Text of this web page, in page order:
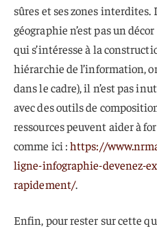
sûres et ses zones interdites.
géographie n’est pas un
qui s’intéresse à la
hiérarchie de l’information,
dans le cadre), il n’est pas
avec des outils de
ressources peuvent aider à
comme ici :https://
ligne-infographie-devenez-
rapidement/.
Enfin, pour rester sur cette